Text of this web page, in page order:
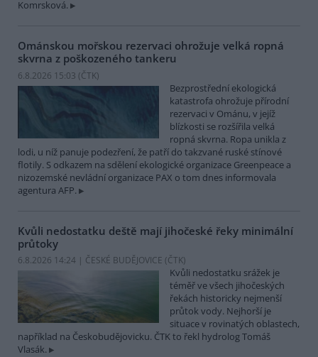
Komrsková.
Ománskou mořskou rezervaci ohrožuje velká ropná
skvrna z poškozeného tankeru
6.8.2026 15:03 (ČTK)
Bezprostřední ekologická
katastrofa ohrožuje přírodní
rezervaci v Ománu, v jejíž
blízkosti se rozšířila velká
ropná skvrna. Ropa unikla z
lodi, u níž panuje podezření, že patří do takzvané ruské stínové
flotily. S odkazem na sdělení ekologické organizace Greenpeace a
nizozemské nevládní organizace PAX o tom dnes informovala
agentura AFP.
Kvůli nedostatku deště mají jihočeské řeky minimální
průtoky
6.8.2026 14:24 | ČESKÉ BUDĚJOVICE (ČTK)
Kvůli nedostatku srážek je
téměř ve všech jihočeských
řekách historicky nejmenší
průtok vody. Nejhorší je
situace v rovinatých oblastech,
například na Českobudějovicku. ČTK to řekl hydrolog Tomáš
Vlasák.